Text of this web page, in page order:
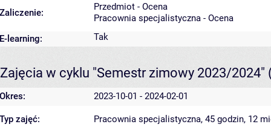
Zaliczenie:
Przedmiot - Ocena
Pracownia specjalistyczna - Ocena
E-learning:
Tak
Zajęcia w cyklu "Semestr zimowy 2023/2024"
Okres: 2023-10-01 - 2024-02-01
Typ zajęć: Pracownia specjalistyczna, 45 godzin, 12